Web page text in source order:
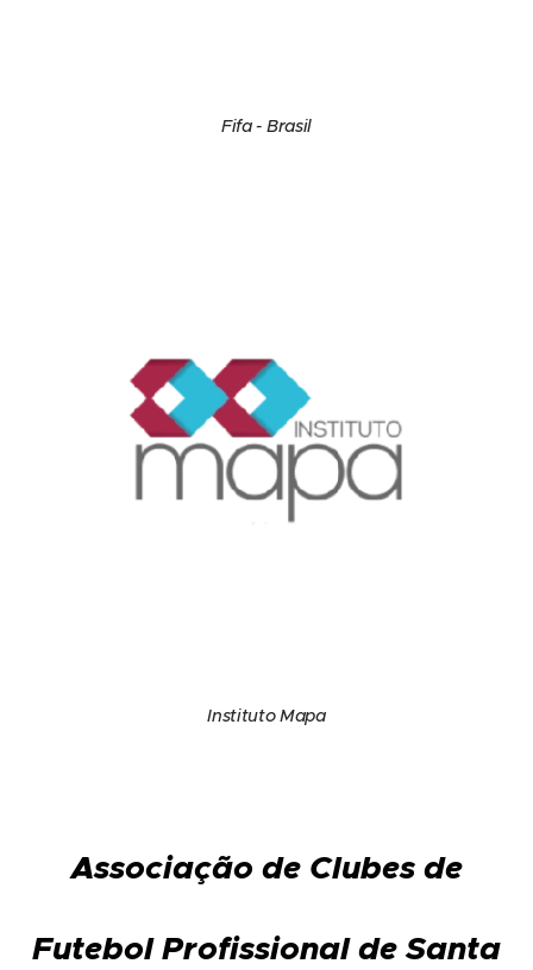
Fifa - Brasil
Instituto Mapa
Associação de Clubes de
Futebol Profissional de Santa